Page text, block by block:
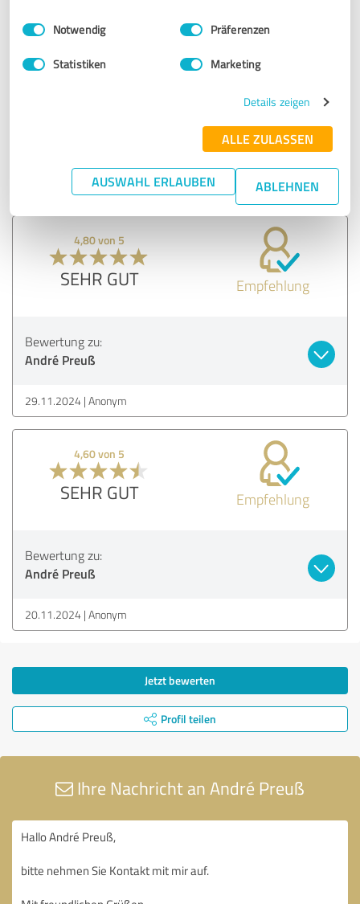
Impressum Datenschutzbestimmungen
Einwilligungsauswahl
Notwendig Präferenzen
Statistiken Marketing
Details zeigen
ALLE ZULASSEN
AUSWAHL ERLAUBEN ABLEHNEN
5,00 von 5
SEHR GUT Empfehlung
Anonym
4,80 von 5
SEHR GUT Empfehlung
Bewertung zu:
André Preuß
29.11.2024 Anonym
4,60 von 5
SEHR GUT Empfehlung
Bewertung zu:
André Preuß
20.11.2024 Anonym
Jetzt bewerten
Profil teilen
Ihre Nachricht an André Preuß